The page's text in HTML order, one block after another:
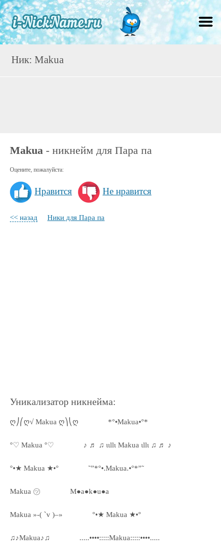
Ник: Makua
Makua - никнейм для Пара па
Оцените, пожалуйста:
Нравится Не нравится
<< назад Ники для Пара па
Уникализатор никнейма:
ღ⎠⎛ღ√ Makua ღ⎞⎝ღ *°•Makua•°*
°♡ Makua °♡ ♪ ♬ ♫ ιιllι Makua ιllι ♫ ♬ ♪
°•★ Makua ★•° ˜”*°•.Makua.•°*”˜
Makua ㋡ M●a●k●u●a
Makua »-( `v )–» °•★ Makua ★•°
♫♪Makua♪♫ .....••••:::::Makua:::::••••.....